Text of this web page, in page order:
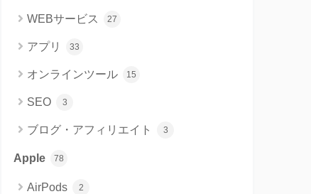
WEBサービス 27
アプリ 33
オンラインツール 15
SEO 3
ブログ・アフィリエイト 3
Apple 78
AirPods 2